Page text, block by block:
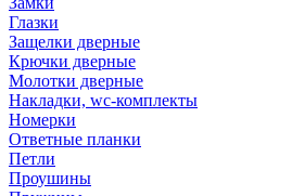
Глазки
Защелки дверные
Крючки дверные
Молотки дверные
Накладки, wc-комплекты
Номерки
Ответные планки
Петли
Проушины